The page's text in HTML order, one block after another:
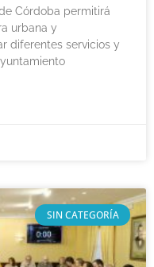
Córdoba permitirá
urbana y
diferentes servicios y
SIN CATEGORÍA